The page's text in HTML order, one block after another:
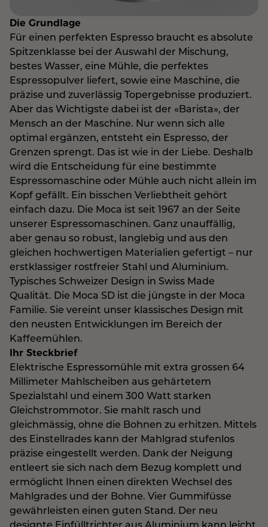
Die Grundlage
Für einen perfekten Espresso braucht es absolute
Spitzenklasse bei der Auswahl der Mischung,
bestes Wasser, eine Mühle, die perfektes
Espressopulver liefert, sowie eine Maschine, die
präzise und zuverlässig Topergebnisse produziert.
Aber das Wichtigste dabei ist der «Barista», der
Mensch an der Maschine. Nur wenn sich alle
optimal ergänzen, entsteht ein Espresso, der
Grenzen sprengt. Das ist wie in der Liebe. Deshalb
wird die Entscheidung für eine bestimmte
Espressomaschine oder Mühle auch nicht allein im
Kopf gefällt. Ein bisschen Verliebtheit gehört
einfach dazu. Die Moca ist seit 1967 an der Seite
unserer Espressomaschinen. Ganz unauffällig,
aber genau so robust, langlebig und aus den
gleichen hochwertigen Materialien gefertigt – nur
erstklassiger rostfreier Stahl und Aluminium.
Typisches Schweizer Design in Swiss Made
Qualität. Die Moca SD ist die jüngste in der Moca
Familie. Sie vereint unser klassisches Design mit
den neusten Entwicklungen im Bereich der
Kaffeemühlen.
Ihr Steckbrief
Elektrische Espressomühle mit extra grossen 64
Millimeter Mahlscheiben aus gehärtetem
Spezialstahl und einem 300 Watt starken
Gleichstrommotor. Sie mahlt rasch und
gleichmässig, ohne die Bohnen zu erhitzen. Mittels
des Einstellrades kann der Mahlgrad stufenlos
präzise eingestellt werden. Dank der Neigung
entleert sie sich nach dem Bezug komplett und
ermöglicht Ihnen einen direkten Wechsel des
Mahlgrades und der Bohne. Vier Gummifüsse
gewährleisten einen guten Stand. Der neu
designte Einfülltrichter aus Aluminium kann leicht